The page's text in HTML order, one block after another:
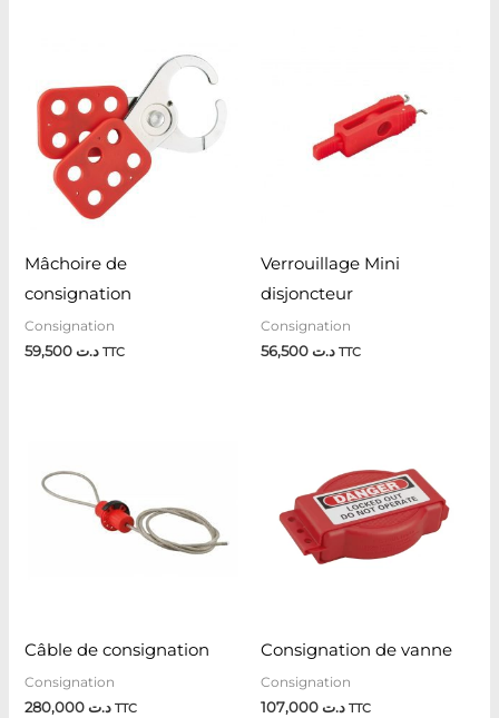
Mâchoire de
consignation
Consignation
د.ت59,500 TTC
Verrouillage Mini
disjoncteur
Consignation
د.ت TTC
Câble de consignation
Consignation
د.ت280,000 TTC
Consignation de vanne
Consignation
د.ت TTC